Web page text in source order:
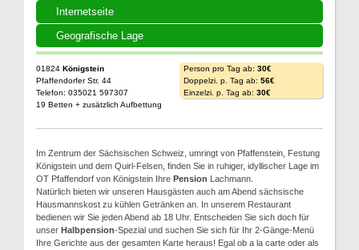
Internetseite
Geografische Lage
01824 Königstein
Pfaffendorfer Str. 44
Telefon: 035021 597307
19 Betten + zusätzlich Aufbettung
Person pro Tag ab: 30€
Doppelzi. p. Tag ab: 56€
Einzelzi. p. Tag ab: 30€
Im Zentrum der Sächsischen Schweiz, umringt von Pfaffenstein, Festung
Königstein und dem Quirl-Felsen, finden Sie in ruhiger, idyllischer Lage im
OT Pfaffendorf von Königstein Ihre Pension Lachmann.
Natürlich bieten wir unseren Hausgästen auch am Abend sächsische
Hausmannskost zu kühlen Getränken an. In unserem Restaurant
bedienen wir Sie jeden Abend ab 18 Uhr. Entscheiden Sie sich doch für
unser Halbpension-Spezial und suchen Sie sich für Ihr 2-Gänge-Menü
Ihre Gerichte aus der gesamten Karte heraus! Egal ob a la carte oder als